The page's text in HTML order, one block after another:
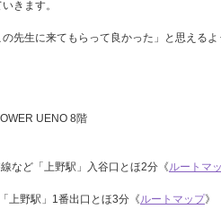
きます。
先生に来てもらって良かった」と思える
UENO 8階
など「上野駅」入谷口とほ2分《ルートマ
上野駅」1番出口とほ3分《ルートマップ》